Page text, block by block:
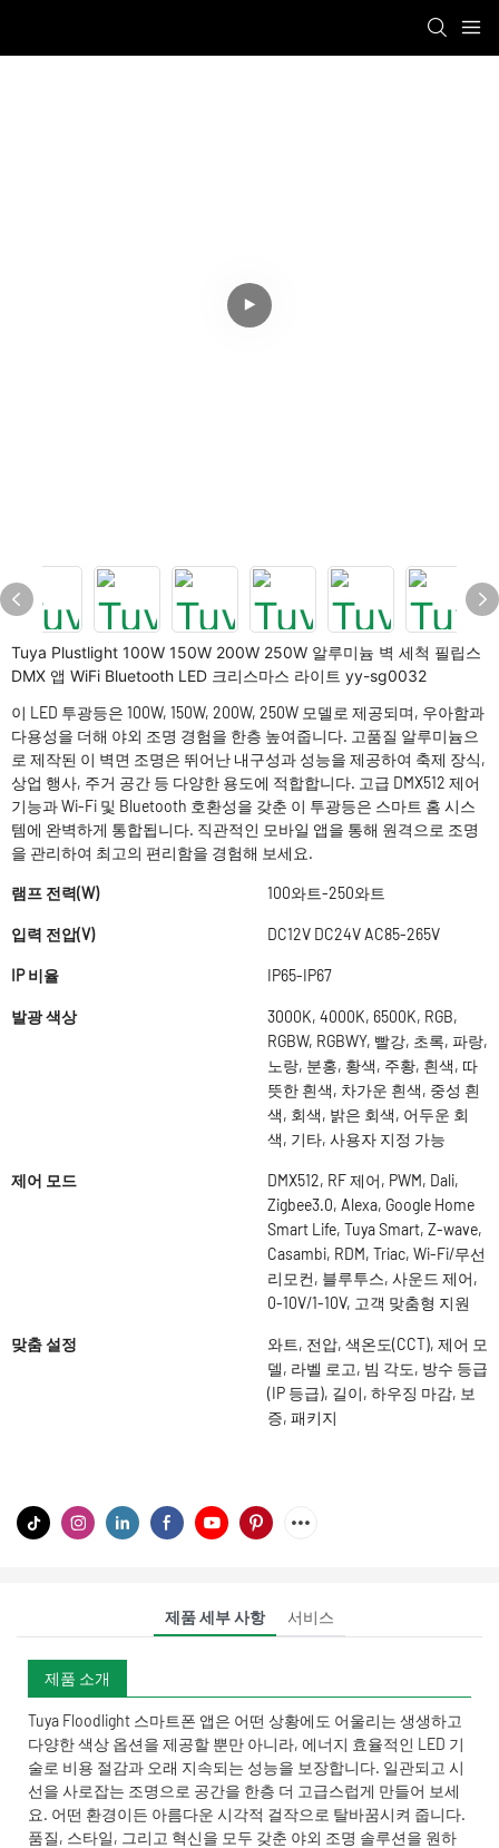
Tuya Plustlight 100W 150W 200W 250W 알루미늄 벽 세척 필립스
DMX 앱 WiFi Bluetooth LED 크리스마스 라이트 yy-sg0032
이 LED 투광등은 100W, 150W, 200W, 250W 모델로 제공되며, 우아함과
다용성을 더해 야외 조명 경험을 한층 높여줍니다. 고품질 알루미늄으
로 제작된 이 벽면 조명은 뛰어난 내구성과 성능을 제공하여 축제 장식,
상업 행사, 주거 공간 등 다양한 용도에 적합합니다. 고급 DMX512 제어
기능과 Wi-Fi 및 Bluetooth 호환성을 갖춘 이 투광등은 스마트 홈 시스
템에 완벽하게 통합됩니다. 직관적인 모바일 앱을 통해 원격으로 조명
을 관리하여 최고의 편리함을 경험해 보세요.
램프 전력(W) 100와트-250와트
입력 전압(V) DC12V DC24V AC85-265V
IP 비율 IP65-IP67
발광 색상
3000K, 4000K, 6500K, RGB,
RGBW, RGBWY, 빨강, 초록, 파랑,
노랑, 분홍, 황색, 주황, 흰색, 따
뜻한 흰색, 차가운 흰색, 중성 흰
색, 회색, 밝은 회색, 어두운 회
색, 기타, 사용자 지정 가능
제어 모드
DMX512, RF 제어, PWM, Dali,
Zigbee3.0, Alexa, Google Home
Smart Life, Tuya Smart, Z-wave,
Casambi, RDM, Triac, Wi-Fi/무선
리모컨, 블루투스, 사운드 제어,
0-10V/1-10V, 고객 맞춤형 지원
맞춤 설정
와트, 전압, 색온도(CCT), 제어 모
델, 라벨 로고, 빔 각도, 방수 등급
(IP 등급), 길이, 하우징 마감, 보
증, 패키지
제품 세부 사항 서비스
제품 소개
Tuya Floodlight 스마트폰 앱은 어떤 상황에도 어울리는 생생하고
다양한 색상 옵션을 제공할 뿐만 아니라, 에너지 효율적인 LED 기
술로 비용 절감과 오래 지속되는 성능을 보장합니다. 일관되고 시
선을 사로잡는 조명으로 공간을 한층 더 고급스럽게 만들어 보세
요. 어떤 환경이든 아름다운 시각적 걸작으로 탈바꿈시켜 줍니다.
품질, 스타일, 그리고 혁신을 모두 갖춘 야외 조명 솔루션을 원하